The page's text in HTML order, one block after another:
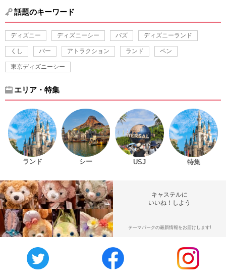
話題のキーワード
ディズニー ディズニーシー バズ ディズニーランド
くし バー アトラクション ランド ペン
東京ディズニーシー
エリア・特集
ランド シー USJ 特集
キャステルに
いいね！しよう
テーマパークの最新情報をお届けします!